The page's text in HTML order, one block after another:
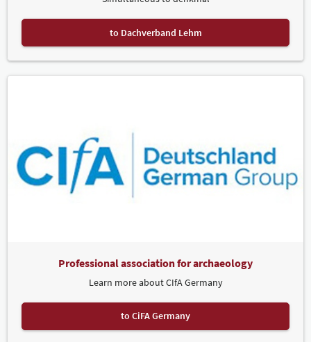
to Dachverband Lehm
Professional association for archaeology
Learn more about CIfA Germany
to CiFA Germany